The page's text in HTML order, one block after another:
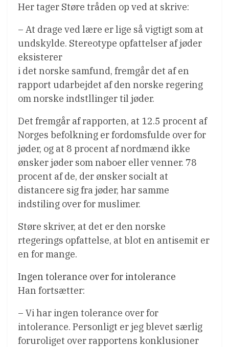
Her tager Støre tråden op ved at skrive:
– At drage ved lære er lige så vigtigt som at
undskylde. Stereotype opfattelser af jøder
eksisterer
i det norske samfund, fremgår det af en
rapport udarbejdet af den norske regering
om norske indstllinger til jøder.
Det fremgår af rapporten, at 12.5 procent af
Norges befolkning er fordomsfulde over for
jøder, og at 8 procent af nordmænd ikke
ønsker jøder som naboer eller venner. 78
procent af de, der ønsker socialt at
distancere sig fra jøder, har samme
indstiling over for muslimer.
Støre skriver, at det er den norske
rtegerings opfattelse, at blot en antisemit er
en for mange.
Ingen tolerance over for intolerance
Han fortsætter:
– Vi har ingen tolerance over for
intolerance. Personligt er jeg blevet særlig
foruroliget over rapportens konklusioner